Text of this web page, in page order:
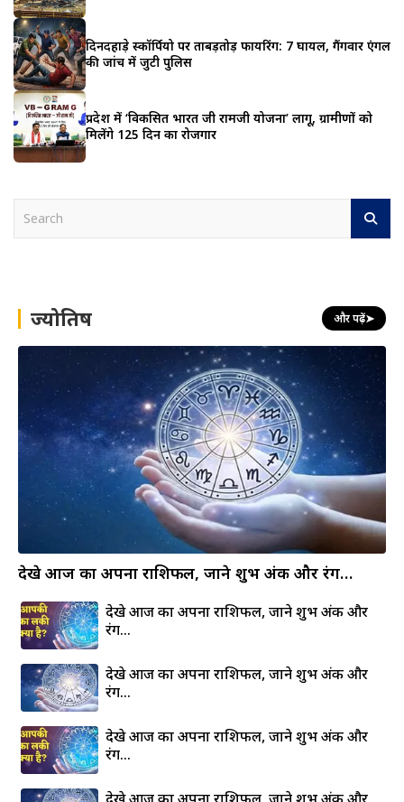
दिनदहाड़े स्कॉर्पियो पर ताबड़तोड़ फायरिंग: 7 घायल, गैंगवार एंगल
की जांच में जुटी पुलिस
प्रदेश में ‘विकसित भारत जी रामजी योजना’ लागू, ग्रामीणों को
मिलेंगे 125 दिन का रोजगार
h ज्योतिष और पढ़ें➤
देखे आज का अपना राशिफल, जाने शुभ अंक और रंग…
देखे आज का अपना राशिफल, जाने शुभ अंक और
रंग…
देखे आज का अपना राशिफल, जाने शुभ अंक और
रंग…
देखे आज का अपना राशिफल, जाने शुभ अंक और
रंग…